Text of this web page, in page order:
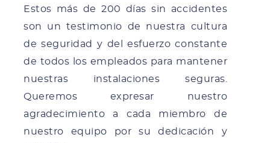
Estos más de 200 días sin accidentes
son un testimonio de nuestra cultura
de seguridad y del esfuerzo constante
de todos los empleados para mantener
nuestras instalaciones seguras.
Queremos expresar nuestro
agradecimiento a cada miembro de
nuestro equipo por su dedicación y